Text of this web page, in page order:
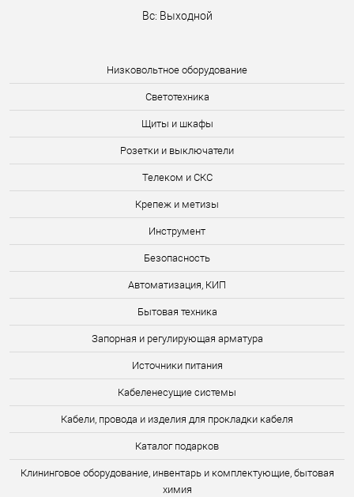
Низковольтное оборудование
Светотехника
Щиты и шкафы
Розетки и выключатели
Телеком и СКС
Крепеж и метизы
Инструмент
Безопасность
Автоматизация, КИП
Бытовая техника
Запорная и регулирующая арматура
Источники питания
Кабеленесущие системы
Кабели, провода и изделия для прокладки кабеля
Каталог подарков
Клининговое оборудование, инвентарь и комплектующие, бытовая
химия
Вс: Выходной